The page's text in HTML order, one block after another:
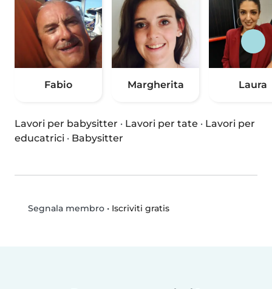
Fabio Margherita Laura
Lavori per babysitter · Lavori per tate · Lavori per
educatrici · Babysitter
Segnala membro• Iscriviti gratis